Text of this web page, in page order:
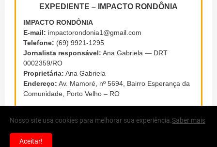
EXPEDIENTE – IMPACTO RONDÔNIA
IMPACTO RONDÔNIA
E-mail: impactorondonia1@gmail.com
Telefone: (69) 9921-1295
Jornalista responsável: Ana Gabriela — DRT
0002359/RO
Proprietária: Ana Gabriela
Endereço: Av. Mamoré, nº 5694, Bairro Esperança da
Comunidade, Porto Velho – RO
Nosso site usa cookies para melhorar sua experiência.Saber mais
Aceitar!